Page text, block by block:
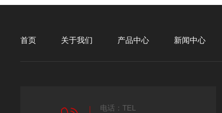
首页 关于我们 产品中心 新闻中心
电话：TEL